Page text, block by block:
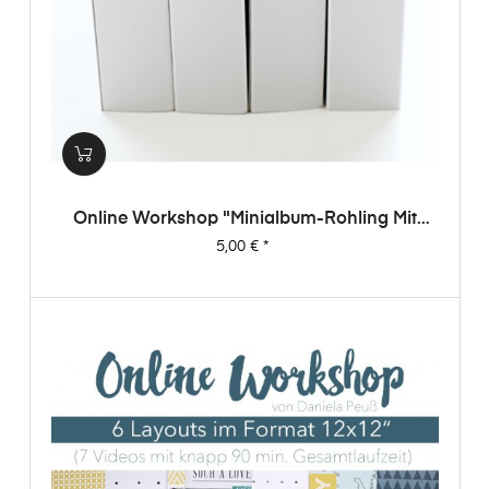
Online Workshop "Minialbum-Rohling Mit
Dani"
Preis
5,00 €*